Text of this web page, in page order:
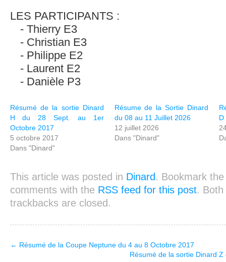
LES PARTICIPANTS :
Thierry E3
Christian E3
Philippe E2
Laurent E2
Danièle P3
Résumé de la sortie Dinard
H du 28 Sept. au 1er
Octobre 2017
5 octobre 2017
Dans "Dinard"
Résume de la Sortie Dinard
du 08 au 11 Juillet 2026
12 juillet 2026
Dans "Dinard"
D
This article was posted in Dinard . Bookmark
comments with the RSS feed for this post. Both
trackbacks are closed.
← Résumé de la Coupe Neptune du 4 au 8 Octobre 2017
Résumé de la sortie Dinard